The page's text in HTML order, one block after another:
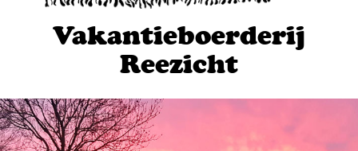
Vakantieboerderij
Reezicht